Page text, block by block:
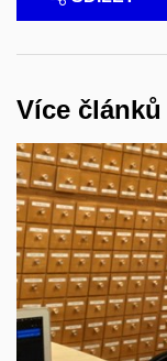
Více článků